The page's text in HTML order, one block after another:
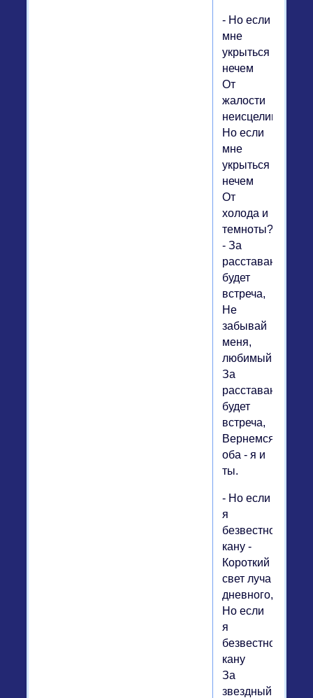
- Но если
мне
укрыться
нечем
От
жалости
неисцелимой,
Но если
мне
укрыться
нечем
От
холода и
темноты?
- За
расставаньем
будет
встреча,
Не
забывай
меня,
любимый,
За
расставаньем
будет
встреча,
Вернемся
оба - я и
ты.
- Но если
я
безвестно
кану -
Короткий
свет луча
дневного,-
Но если
я
безвестно
кану
За
звездный